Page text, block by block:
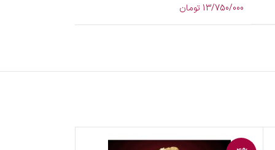
13/750/000 تومان